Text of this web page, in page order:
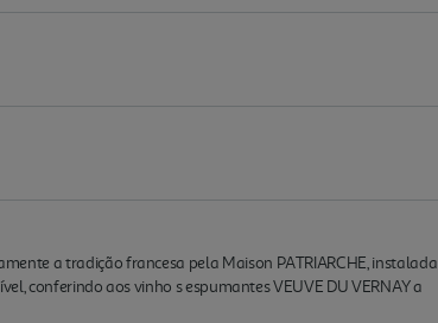
a tradição francesa pela Maison PATRIARCHE, instalada
conferindo aos vinho s espumantes VEUVE DU VERNAY a